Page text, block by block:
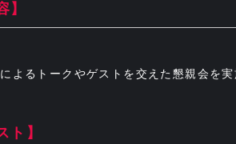
】
よるトークやゲストを交えた懇親会を実
ト】